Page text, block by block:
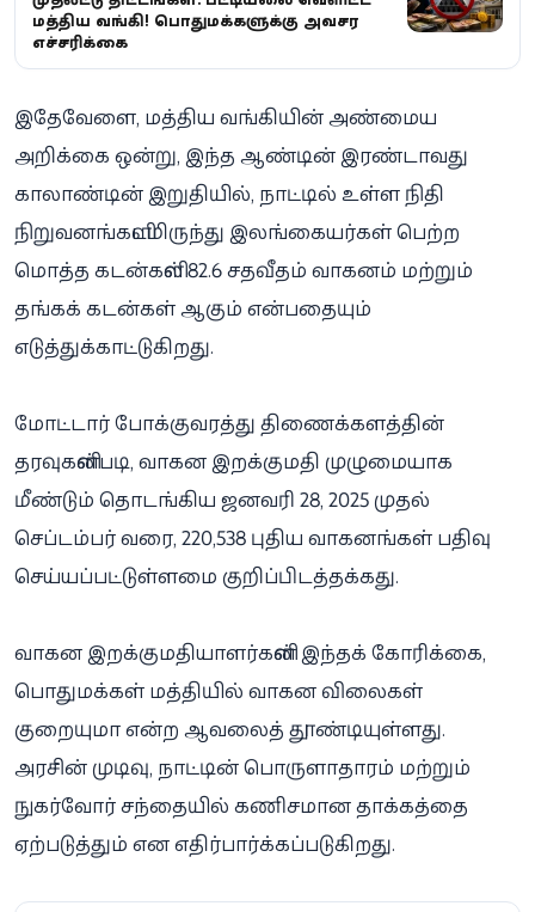
மத்திய வங்கி! பொதுமக்களுக்கு அவசர
எச்சரிக்கை
இதேவேளை, மத்திய வங்கியின் அண்மைய
அறிக்கை ஒன்று, இந்த ஆண்டின் இரண்டாவது
காலாண்டின் இறுதியில், நாட்டில் உள்ள நிதி
நிறுவனங்களிடமிருந்து இலங்கையர்கள் பெற்ற
மொத்த கடன்களில் 82.6 சதவீதம் வாகனம் மற்றும்
தங்கக் கடன்கள் ஆகும் என்பதையும்
எடுத்துக்காட்டுகிறது.
மோட்டார் போக்குவரத்து திணைக்களத்தின்
தரவுகளின்படி, வாகன இறக்குமதி முழுமையாக
மீண்டும் தொடங்கிய ஜனவரி 28, 2025 முதல்
செப்டம்பர் வரை, 220,538 புதிய வாகனங்கள் பதிவு
செய்யப்பட்டுள்ளமை குறிப்பிடத்தக்கது.
வாகன இறக்குமதியாளர்களின் இந்தக் கோரிக்கை,
பொதுமக்கள் மத்தியில் வாகன விலைகள்
குறையுமா என்ற ஆவலைத் தூண்டியுள்ளது.
அரசின் முடிவு, நாட்டின் பொருளாதாரம் மற்றும்
நுகர்வோர் சந்தையில் கணிசமான தாக்கத்தை
ஏற்படுத்தும் என எதிர்பார்க்கப்படுகிறது.